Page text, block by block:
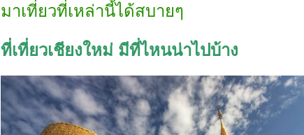
มาเที่ยวที่เหล่านี้ได้สบายๆ
ที่เที่ยวเชียงใหม่ มีที่ไหนน่าไปบ้าง